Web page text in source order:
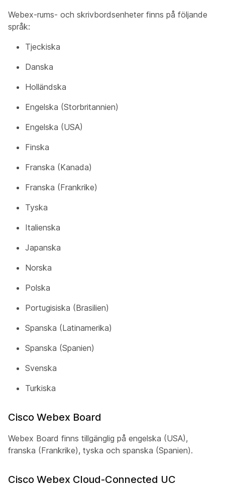
Webex-rums- och skrivbordsenheter finns på följande
språk:
Tjeckiska
Danska
Holländska
Engelska (Storbritannien)
Engelska (USA)
Finska
Franska (Kanada)
Franska (Frankrike)
Tyska
Italienska
Japanska
Norska
Polska
Portugisiska (Brasilien)
Spanska (Latinamerika)
Spanska (Spanien)
Svenska
Turkiska
Cisco Webex Board
Webex Board finns tillgänglig på engelska (USA),
franska (Frankrike), tyska och spanska (Spanien).
Cisco Webex Cloud-Connected UC